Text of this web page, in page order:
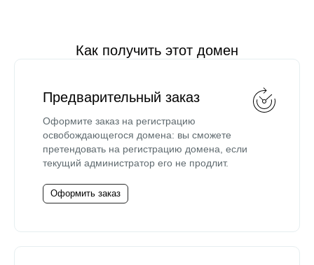
Как получить этот домен
Предварительный заказ
Оформите заказ на регистрацию
освобождающегося домена: вы сможете
претендовать на регистрацию домена, если
текущий администратор его не продлит.
Оформить заказ